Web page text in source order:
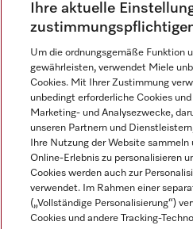
Alle Miele Experience Center
Newsletter
Miele auf Instagram
Miele auf Facebook
Miele auf Youtube
Ihre aktuelle
Um die ordnungsgemäße Funktion
gewährleisten, verwendet Miele
Cookies. Mit Ihrer Zustimmung
unbedingt erforderliche Cookies
Marketing- und Analysezwecke,
unseren Partnern und
Ihre Nutzung der Website
Online-Erlebnis zu personalisieren
Cookies werden auch zur
verwendet. Im Rahmen einer
(„Vollständige Personalisierung“)
Cookies und andere Tracking-